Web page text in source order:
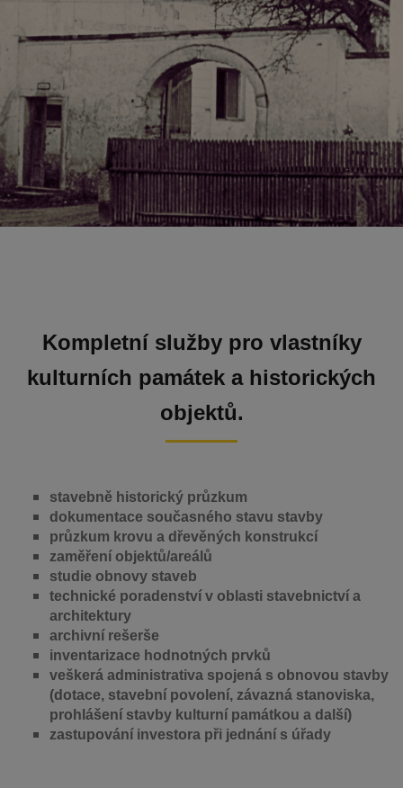
Kompletní služby pro vlastníky
kulturních památek a historických
objektů.
stavebně historický průzkum
dokumentace současného stavu stavby
průzkum krovu a dřevěných konstrukcí
zaměření objektů/areálů
studie obnovy staveb
technické poradenství v oblasti stavebnictví a
architektury
archivní rešerše
inventarizace hodnotných prvků
veškerá administrativa spojená s obnovou stavby
(dotace, stavební povolení, závazná stanoviska,
prohlášení stavby kulturní památkou a další)
zastupování investora při jednání s úřady